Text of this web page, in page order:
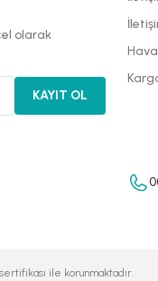
olarak
KAYIT OL
ile korunmaktadır.